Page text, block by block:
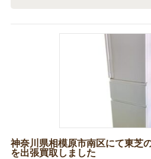
神奈川県相模原市南区にて東芝
を出張買取しました